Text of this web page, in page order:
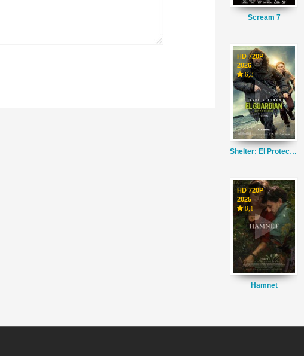
Scream 7
HD 720P
2026
6,3
Shelter: El Protector
HD 720P
2025
8,1
Hamnet